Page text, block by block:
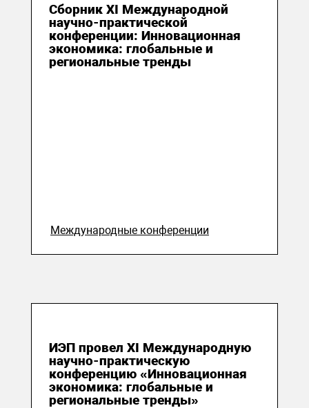
Сборник XI Международной
научно-практической
конференции: Инновационная
экономика: глобальные и
региональные тренды
Международные конференции
ИЭП провел XI Международную
научно-практическую
конференцию «Инновационная
экономика: глобальные и
региональные тренды»